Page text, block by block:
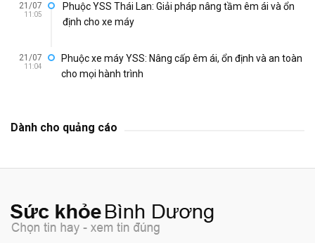
21/07
11:05
Phuộc YSS Thái Lan: Giải pháp nâng tầm êm ái và ổn
định cho xe máy
21/07
11:04
Phuộc xe máy YSS: Nâng cấp êm ái, ổn định và an toàn
cho mọi hành trình
Dành cho quảng cáo